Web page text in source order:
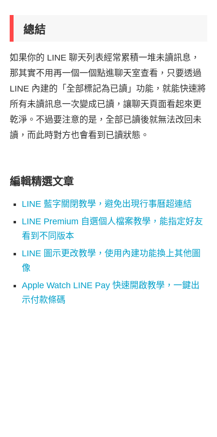
總結
如果你的 LINE 聊天列表經常累積一堆未讀訊息，
那其實不用再一個一個點進聊天室查看，只要透過
LINE 內建的「全部標記為已讀」功能，就能快速將
所有未讀訊息一次變成已讀，讓聊天頁面看起來更
乾淨。不過要注意的是，全部已讀後就無法改回未
讀，而此時對方也會看到已讀狀態。
編輯精選文章
LINE 藍字關閉教學，避免出現行事曆超連結
LINE Premium 自選個人檔案教學，能指定好友
看到不同版本
LINE 圖示更改教學，使用內建功能換上其他圖
像
Apple Watch LINE Pay 快速開啟教學，一鍵出
示付款條碼